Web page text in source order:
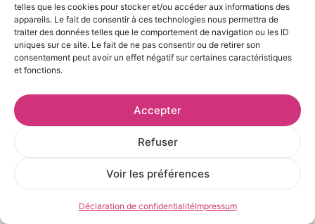
telles que les cookies pour stocker et/ou accéder aux informations des
appareils. Le fait de consentir à ces technologies nous permettra de
traiter des données telles que le comportement de navigation ou les ID
uniques sur ce site. Le fait de ne pas consentir ou de retirer son
consentement peut avoir un effet négatif sur certaines caractéristiques
et fonctions.
Accepter
Refuser
Voir les préférences
Déclaration de confidentialitéImpressum